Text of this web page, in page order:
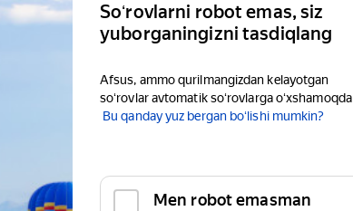
Soʻrovlarni robot emas, siz
yuborganingizni tasdiqlang
Afsus, ammo qurilmangizdan kelayotgan
soʻrovlar avtomatik soʻrovlarga oʻxshamoqda
Bu qanday yuz bergan boʻlishi mumkin?
Men robot emasman